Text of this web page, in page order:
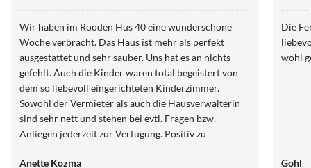
Wir haben im Rooden Hus 40 eine wunderschöne
Woche verbracht. Das Haus ist mehr als perfekt
ausgestattet und sehr sauber. Uns hat es an nichts
gefehlt. Auch die Kinder waren total begeistert von
dem so liebevoll eingerichteten Kinderzimmer.
Sowohl der Vermieter als auch die Hausverwalterin
sind sehr nett und stehen bei evtl. Fragen bzw.
Anliegen jederzeit zur Verfügung. Positiv zu
den Kindern sehr lieb gewonnenen Schafen. Alles in
Anette Kozma
Die
wohl
Gohl